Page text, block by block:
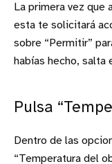
La primera vez que
esta te solicitará
sobre “Permitir”
habías hecho, salta
Pulsa
Dentro de las
“Temperatura del